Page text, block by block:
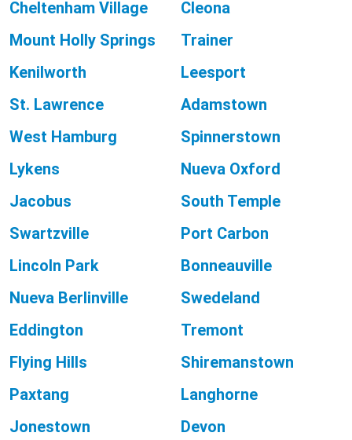
Cheltenham Village
Cleona
Mount Holly Springs
Trainer
Kenilworth
Leesport
St. Lawrence
Adamstown
West Hamburg
Spinnerstown
Lykens
Nueva Oxford
Jacobus
South Temple
Swartzville
Port Carbon
Lincoln Park
Bonneauville
Nueva Berlinville
Swedeland
Eddington
Tremont
Flying Hills
Shiremanstown
Paxtang
Langhorne
Jonestown
Devon